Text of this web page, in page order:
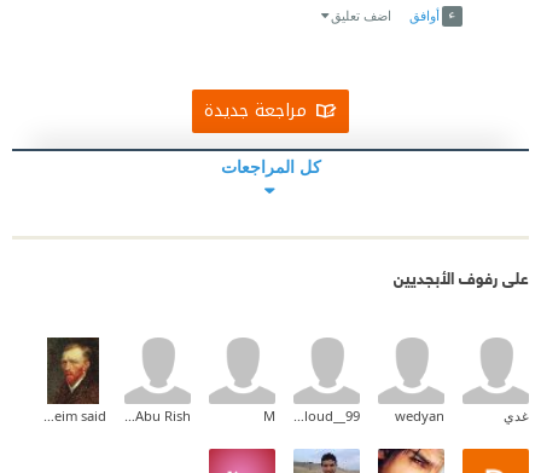
أوافق اضف تعليق
مراجعة جديدة
كل المراجعات
على رفوف الأبجديين
غدي wedyan
M